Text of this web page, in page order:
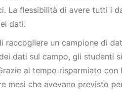
La flessibilità di avere tutti i
dati.
raccogliere un campione di
dati sul campo, gli studenti
al tempo risparmiato con
mesi che avevano previsto